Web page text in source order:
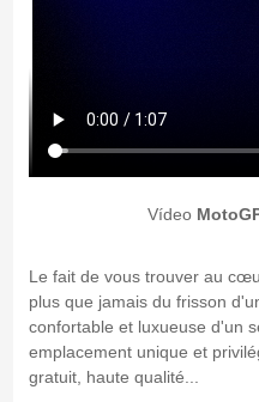
Vídeo
Le fait de vous trouver au
plus que jamais du frisson
confortable et luxueuse d'un
emplacement unique et
gratuit, haute qualité...